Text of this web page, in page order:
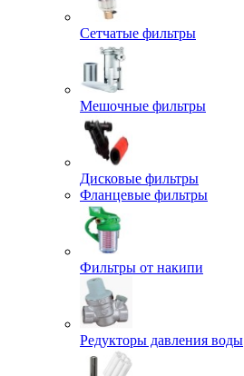
Сетчатые фильтры
Мешочные фильтры
Дисковые фильтры
Фланцевые фильтры
Фильтры от накипи
Редукторы давления воды